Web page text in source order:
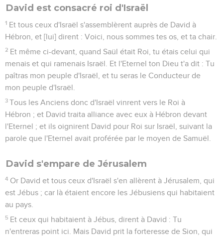
David est consacré roi d'Israël
1 Et tous ceux d'Israël s'assemblèrent auprès de David à
Hébron, et [lui] dirent : Voici, nous sommes tes os, et ta chair.
2 Et même ci-devant, quand Saül était Roi, tu étais celui qui
menais et qui ramenais Israël. Et l'Eternel ton Dieu t'a dit : Tu
paîtras mon peuple d'Israël, et tu seras le Conducteur de
mon peuple d'Israël.
3 Tous les Anciens donc d'Israël vinrent vers le Roi à
Hébron ; et David traita alliance avec eux à Hébron devant
l'Eternel ; et ils oignirent David pour Roi sur Israël, suivant la
parole que l'Eternel avait proférée par le moyen de Samuël.
David s'empare de Jérusalem
4 Or David et tous ceux d'Israël s'en allèrent à Jérusalem, qui
est Jébus ; car là étaient encore les Jébusiens qui habitaient
au pays.
5 Et ceux qui habitaient à Jébus, dirent à David : Tu
n'entreras point ici. Mais David prit la forteresse de Sion, qui